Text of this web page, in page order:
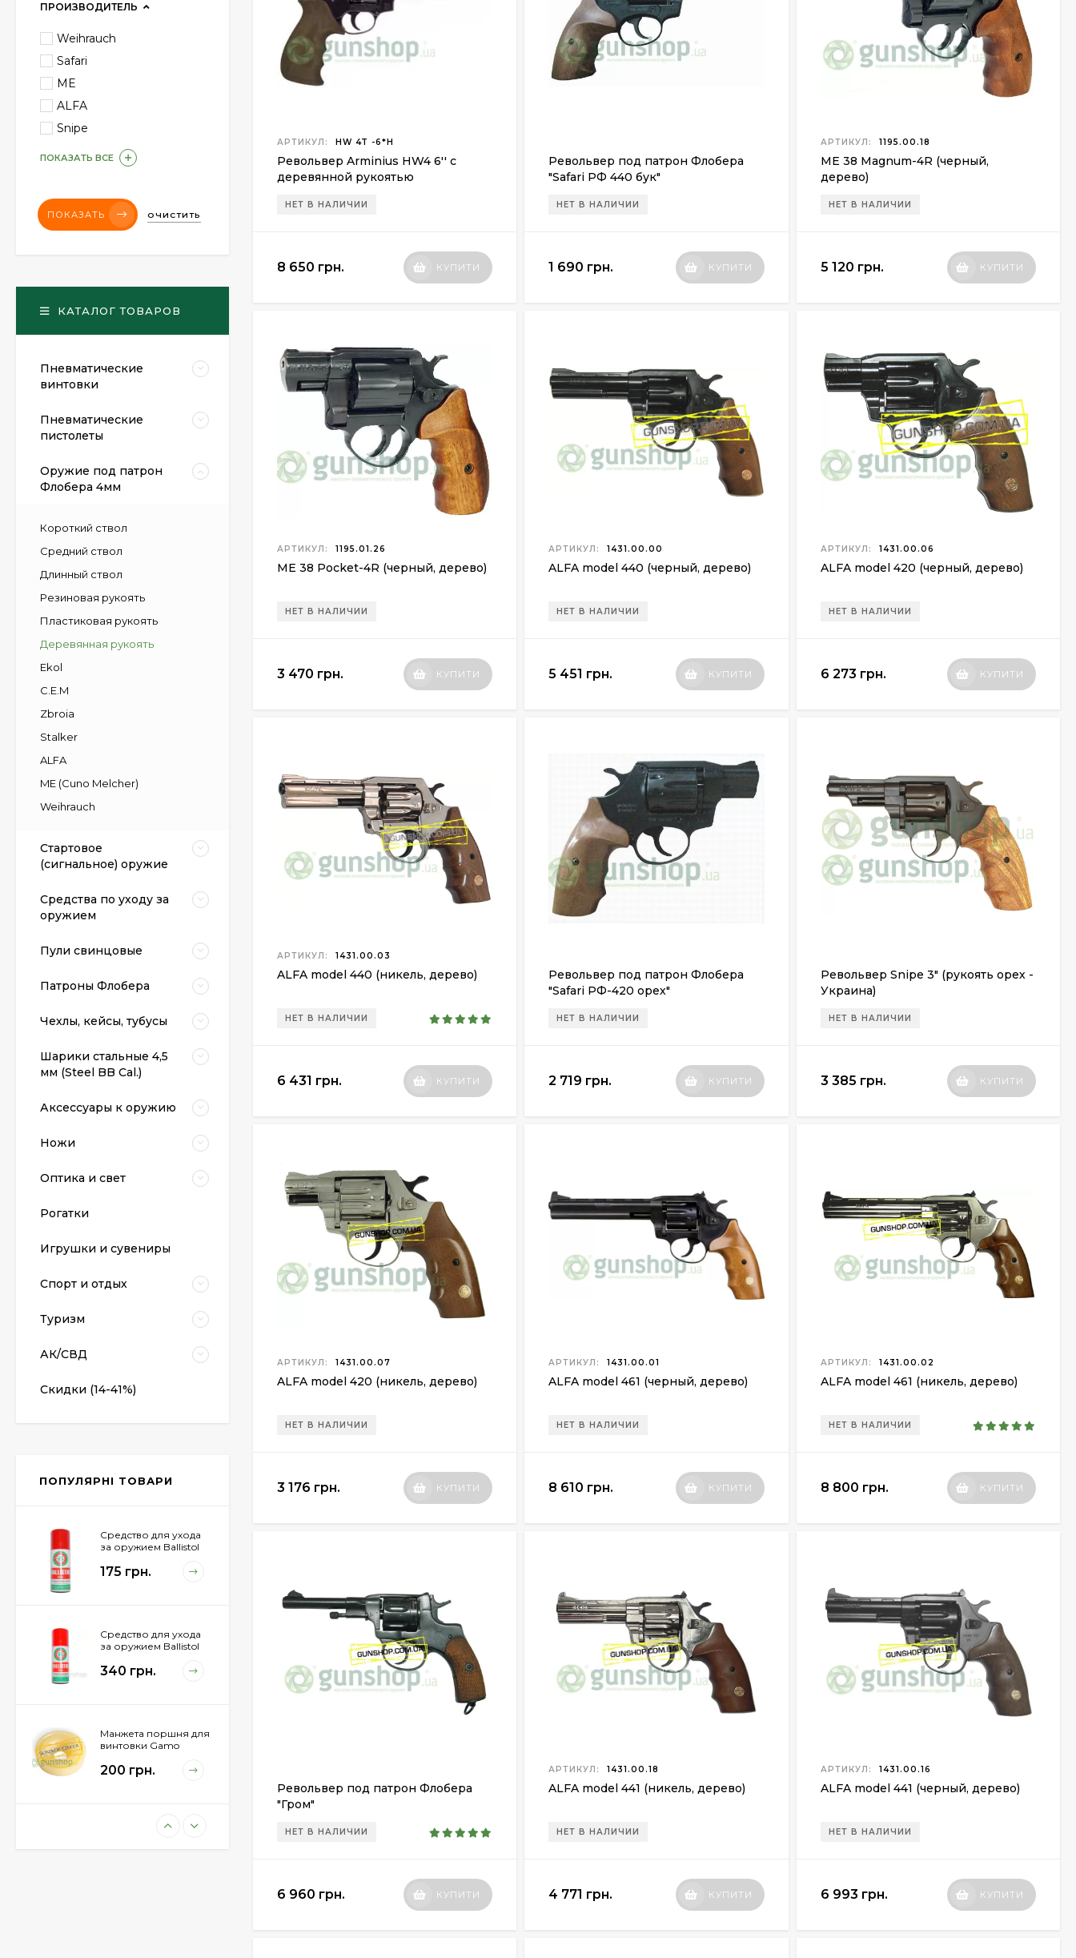
АРТИКУЛ: HW 4T -6*H
Револьвер Arminius HW4 6'' с
деревянной рукоятью
НЕТ В НАЛИЧИИ
8 650 грн. КУПИТИ
Револьвер под патрон Флобера
"Safari РФ 440 бук"
НЕТ В НАЛИЧИИ
1 690 грн. КУПИТИ
АРТИКУЛ: 1195.00.18
ME 38 Magnum-4R (черный,
дерево)
НЕТ В НАЛИЧИИ
5 120 грн. КУПИТИ
АРТИКУЛ: 1195.01.26
ME 38 Pocket-4R (черный, дерево)
НЕТ В НАЛИЧИИ
3 470 грн. КУПИТИ
АРТИКУЛ: 1431.00.00
ALFA model 440 (черный, дерево)
НЕТ В НАЛИЧИИ
5 451 грн. КУПИТИ
АРТИКУЛ: 1431.00.06
ALFA model 420 (черный, дерево)
НЕТ В НАЛИЧИИ
6 273 грн. КУПИТИ
АРТИКУЛ: 1431.00.03
ALFA model 440 (никель, дерево)
НЕТ В НАЛИЧИИ
6 431 грн. КУПИТИ
Револьвер под патрон Флобера
"Safari РФ-420 орех"
НЕТ В НАЛИЧИИ
2 719 грн. КУПИТИ
Револьвер Snipe 3" (рукоять орех -
Украина)
НЕТ В НАЛИЧИИ
3 385 грн. КУПИТИ
АРТИКУЛ: 1431.00.07
ALFA model 420 (никель, дерево)
НЕТ В НАЛИЧИИ
3 176 грн. КУПИТИ
АРТИКУЛ: 1431.00.01
ALFA model 461 (черный, дерево)
НЕТ В НАЛИЧИИ
8 610 грн. КУПИТИ
АРТИКУЛ: 1431.00.02
ALFA model 461 (никель, дерево)
НЕТ В НАЛИЧИИ
8 800 грн. КУПИТИ
Револьвер под патрон Флобера
"Гром"
НЕТ В НАЛИЧИИ
6 960 грн. КУПИТИ
АРТИКУЛ: 1431.00.18
ALFA model 441 (никель, дерево)
НЕТ В НАЛИЧИИ
4 771 грн. КУПИТИ
АРТИКУЛ: 1431.00.16
ALFA model 441 (черный, дерево)
НЕТ В НАЛИЧИИ
6 993 грн. КУПИТИ
ПРОИЗВОДИТЕЛЬ
Weihrauch
Safari
ME
ALFA
Snipe
ПОКАЗАТЬ ВСЕ
ПОКАЗАТЬ ОЧИСТИТЬ
КАТАЛОГ ТОВАРОВ
Пневматические
винтовки
Пневматические
пистолеты
Оружие под патрон
Флобера 4мм
Короткий ствол
Средний ствол
Длинный ствол
Резиновая рукоять
Пластиковая рукоять
Деревянная рукоять
Ekol
С.Е.М
Zbroia
Stalker
ALFA
ME (Cuno Melcher)
Weihrauch
Стартовое
(сигнальное) оружие
Средства по уходу за
оружием
Пули свинцовые
Патроны Флобера
Чехлы, кейсы, тубусы
Шарики стальные 4,5
мм (Steel BB Cal.)
Аксессуары к оружию
Ножи
Оптика и свет
Рогатки
Игрушки и сувениры
Спорт и отдых
Туризм
АК/СВД
Скидки (14-41%)
ПОПУЛЯРНІ ТОВАРИ
пистолет Colt Special
Средство для ухода
за оружием Ballistol
175 грн.
Средство для ухода
за оружием Ballistol
340 грн.
Манжета поршня для
винтовки Gamo
200 грн.